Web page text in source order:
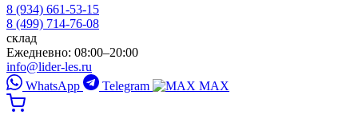
8 (934) 661-53-15
8 (499) 714-76-08
склад
Ежедневно: 08:00–20:00
info@lider-les.ru
WhatsApp
Telegram MAX